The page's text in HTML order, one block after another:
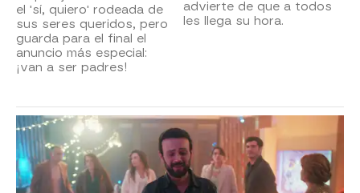
el 'sí, quiero' rodeada de
sus seres queridos, pero
guarda para el final el
anuncio más especial:
¡van a ser padres!
advierte de que a todos
les llega su hora.